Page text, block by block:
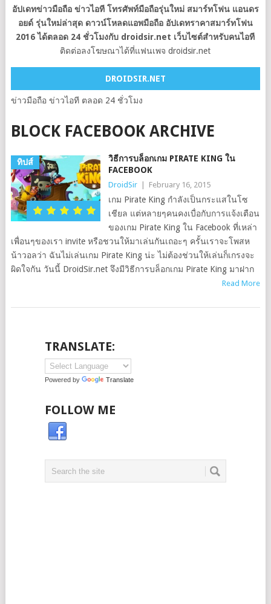
อัปเดทข่าวมือถือ ข่าวไอที โทรศัพท์มือถือรุ่นใหม่ สมาร์ทโฟน แอนดร
อยด์ รุ่นใหม่ล่าสุด ดาวน์โหลดแอพมือถือ อัปเดทราคาสมาร์ทโฟน
2016 ได้ตลอด 24 ชั่วโมงกับ droidsir.net เว็บไซต์สำหรับคนไอที
ติดต่อลงโฆษณาได้ที่แฟนเพจ droidsir.net
DROIDSIR.NET
ข่าวมือถือ ข่าวไอที ตลอด 24 ชั่วโมง
BLOCK FACEBOOK ARCHIVE
ทิปส์
วิธีการบล็อกเกม PIRATE KING ใน
FACEBOOK
DroidSir February 16, 2015
เกม Pirate King กำลังเป็นกระแสในโซ
เชียล แต่หลายๆคนคงเบื่อกับการแจ้งเตือน
ของเกม Pirate King ใน Facebook ที่เหล่า
เพื่อนๆของเรา invite หรือชวนให้มาเล่นกันเถอะๆ ครั้นเราจะโพสห
น้าวอลว่า ฉันไม่เล่นเกม Pirate King น่ะ ไม่ต้องช่วนให้เล่นก็เกรงจะ
ผิดใจกัน วันนี้ DroidSir.net จึงมีวิธีการบล็อกเกม Pirate King มาฝาก
Read More
TRANSLATE:
Powered by Translate
FOLLOW ME